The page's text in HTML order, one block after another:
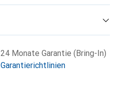
24 Monate Garantie (Bring-In)
Garantierichtlinien